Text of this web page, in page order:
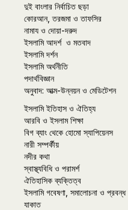
দুই বাংলার নির্বাচিত ছড়া
কোরআন, তরজমা ও তাফসির
নামায ও দোয়া-দরুদ
ইসলামি আদর্শ ও মতবাদ
ইসলামি দর্শন
ইসলামি অর্থনীতি
পদার্থবিজ্ঞান
অনুবাদ: আত্ম-উন্নয়ন ও মেডিটেশন
ইসলামি ইতিহাস ও ঐতিহ্য
আরবি ও ইসলাম শিক্ষা
বিগ ব্যাং থেকে হোমো স্যাপিয়েনস
নারী সম্পর্কীয়
নদীর কথা
স্বাস্থ্যবিধি ও পরামর্শ
ঐতিহাসিক ব্যক্তিত্ব
ইসলামি গবেষণা, সমালোচনা ও প্রবন্ধ
যাকাত